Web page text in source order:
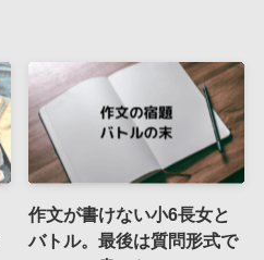
作文が書けない小6長女と
バトル。最後は質問形式で